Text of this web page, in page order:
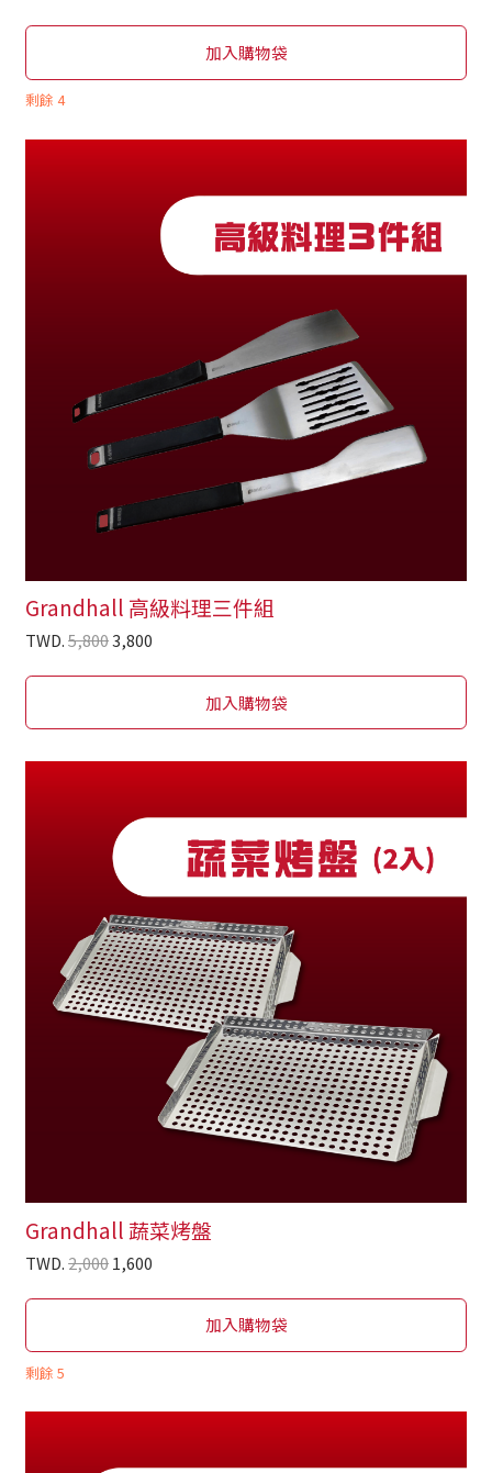
加入購物袋
剩餘 4
Grandhall 高級料理三件組
TWD.5,8003,800
加入購物袋
Grandhall 蔬菜烤盤
TWD.2,0001,600
加入購物袋
剩餘 5